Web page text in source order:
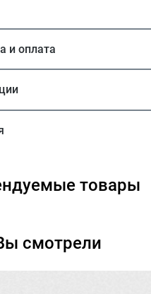
и оплата
товары
смотрели